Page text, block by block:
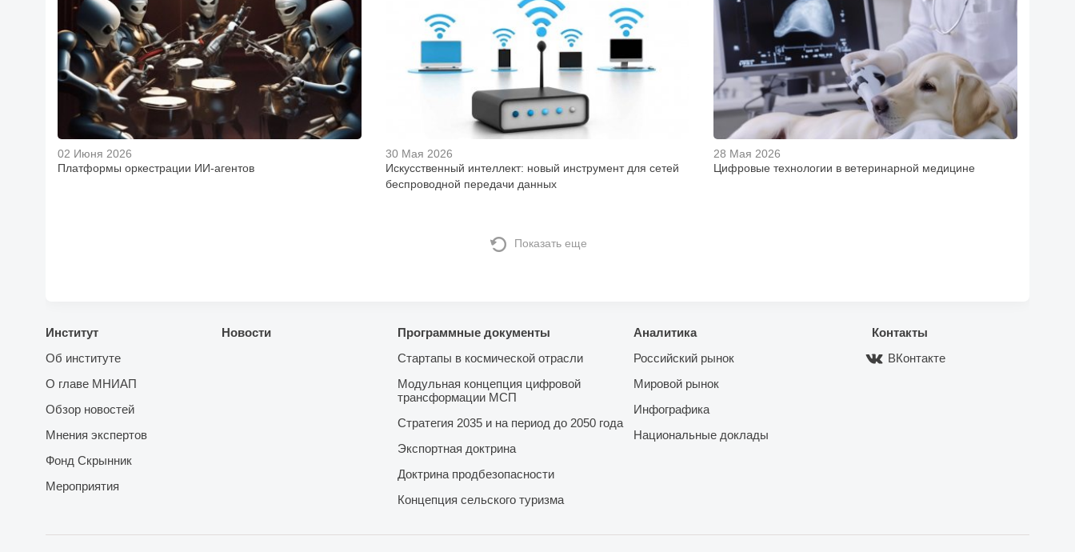
02 Июня 2026
Платформы оркестрации ИИ-агентов
30 Мая 2026
Искусственный интеллект: новый инструмент для сетей
беспроводной передачи данных
28 Мая 2026
Цифровые технологии в ветеринарной медицине
Показать еще
Институт
Об институте
О главе МНИАП
Обзор новостей
Мнения экспертов
Фонд Скрынник
Мероприятия
Новости
Программные документы
Стартапы в космической отрасли
Модульная концепция цифровой
трансформации МСП
Стратегия 2035 и на период до 2050 года
Экспортная доктрина
Доктрина продбезопасности
Концепция сельского туризма
Аналитика
Российский рынок
Мировой рынок
Инфографика
Национальные доклады
Контакты
ВКонтакте